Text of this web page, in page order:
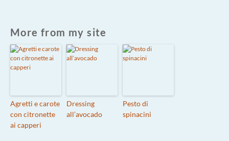
More from my site
Agretti e carote
con citronette
ai capperi
Dressing
all’avocado
Pesto di
spinacini